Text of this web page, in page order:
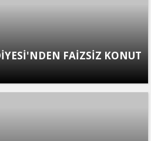
FAİZSİZ KONUT